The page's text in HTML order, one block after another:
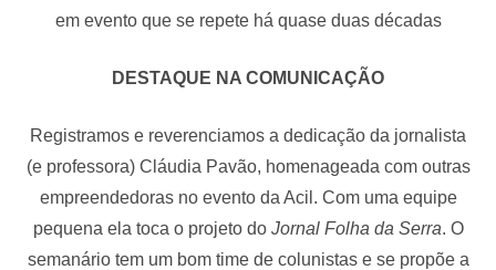
em evento que se repete há quase duas décadas
DESTAQUE NA COMUNICAÇÃO
Registramos e reverenciamos a dedicação da jornalista
(e professora) Cláudia Pavão, homenageada com outras
empreendedoras no evento da Acil. Com uma equipe
pequena ela toca o projeto do Jornal Folha da Serra. O
semanário tem um bom time de colunistas e se propõe a